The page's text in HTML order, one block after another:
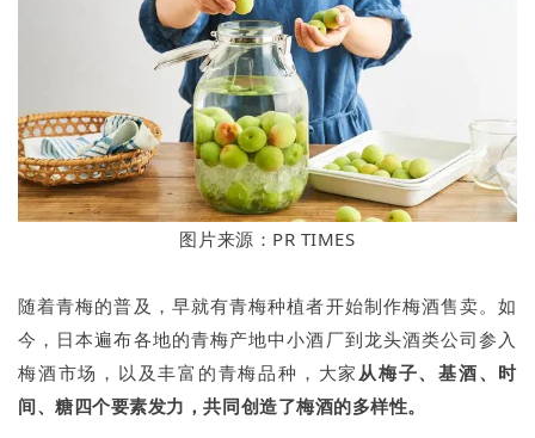
图片来源：PR TIMES
随着青梅的普及，早就有青梅种植者开始制作梅酒售卖。如
今，日本遍布各地的青梅产地中小酒厂到龙头酒类公司参入
梅酒市场，以及丰富的青梅品种，大家 从梅子、基酒、时
间、糖四个要素发力，共同创造了梅酒的多样性。